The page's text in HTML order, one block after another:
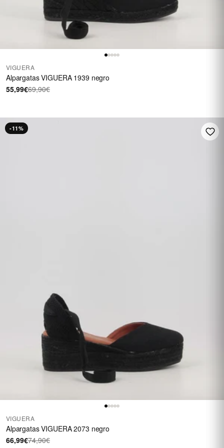
VIGUERA
Alpargatas VIGUERA 1939 negro
55,99€69,90€
-11%
VIGUERA
Alpargatas VIGUERA 2073 negro
66,99€74,90€